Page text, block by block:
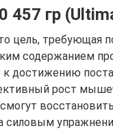
457 гр
цель, требующая
содержанием
достижению
рост
силовым